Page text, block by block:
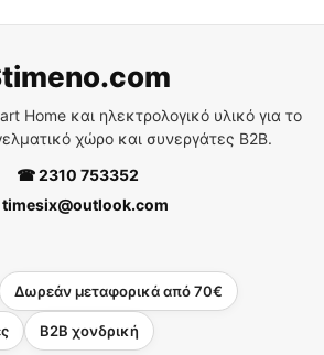
Home και ηλεκτρολογικό υλικό για το
χώρο και συνεργάτες B2B.
☎ 2310 753352
Δωρεάν μεταφορικά από 70€
B2B χονδρική